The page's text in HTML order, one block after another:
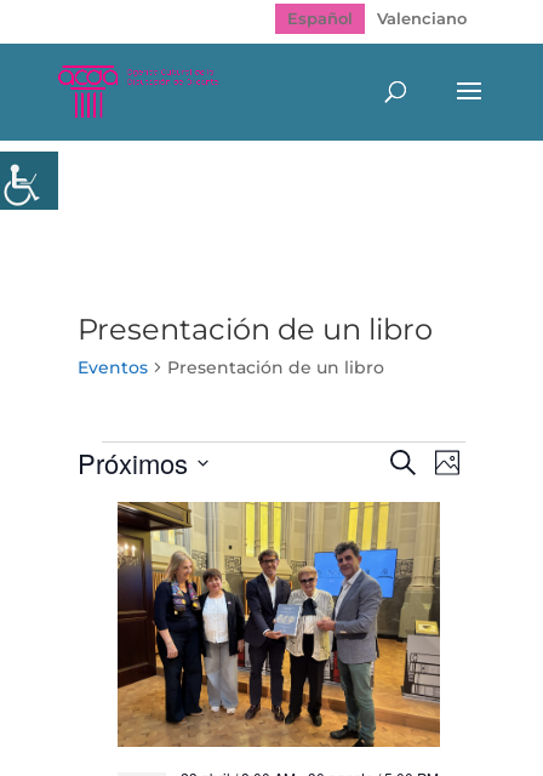
Español Valenciano
Presentación de un libro
Eventos Presentación de un libro
Eventos
Navegación
de
búsqueda
y
vistas
de
Eventos
Buscar
de
Foto
Próximos
fecha.
List
events
Photo